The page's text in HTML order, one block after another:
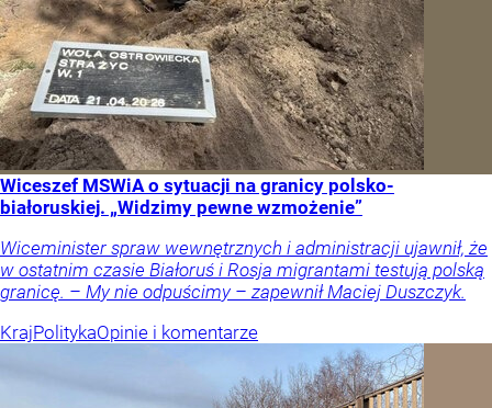
Wiceszef MSWiA o sytuacji na granicy polsko-
białoruskiej. „Widzimy pewne wzmożenie”
Wiceminister spraw wewnętrznych i administracji ujawnił, że
w ostatnim czasie Białoruś i Rosja migrantami testują polską
granicę. – My nie odpuścimy – zapewnił Maciej Duszczyk.
KrajPolitykaOpinie i komentarze